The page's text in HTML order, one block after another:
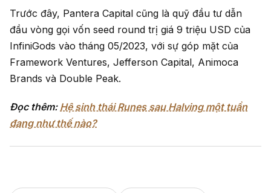
Trước đây, Pantera Capital cũng là quỹ đầu tư dẫn
đầu vòng gọi vốn seed round trị giá 9 triệu USD của
InfiniGods vào tháng 05/2023, với sự góp mặt của
Framework Ventures, Jefferson Capital, Animoca
Brands và Double Peak.
Đọc thêm: Hệ sinh thái Runes sau Halving một tuần
đang như thế nào?